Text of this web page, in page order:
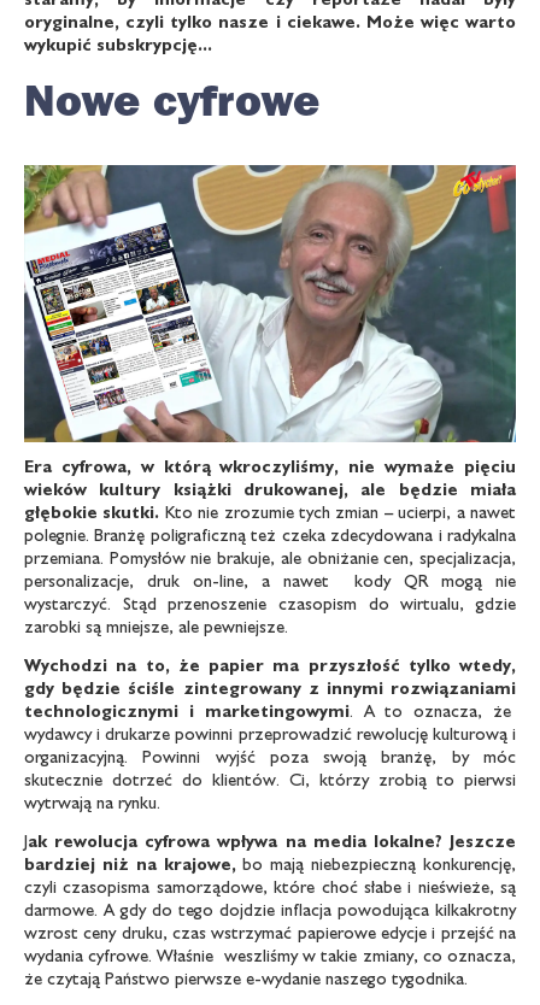
oryginalne, czyli tylko nasze i ciekawe. Może więc warto
wykupić subskrypcję...
Nowe cyfrowe
Era cyfrowa, w którą wkroczyliśmy, nie wymaże pięciu
wieków kultury książki drukowanej, ale będzie miała
głębokie skutki. Kto nie zrozumie tych zmian – ucierpi, a nawet
polegnie. Branżę poligraficzną też czeka zdecydowana i radykalna
przemiana. Pomysłów nie brakuje, ale obniżanie cen, specjalizacja,
personalizacje, druk on-line, a nawet kody QR mogą nie
wystarczyć. Stąd przenoszenie czasopism do wirtualu, gdzie
zarobki są mniejsze, ale pewniejsze.
Wychodzi na to, że papier ma przyszłość tylko wtedy,
gdy będzie ściśle zintegrowany z innymi rozwiązaniami
technologicznymi i marketingowymi. A to oznacza, że
wydawcy i drukarze powinni przeprowadzić rewolucję kulturową i
organizacyjną. Powinni wyjść poza swoją branżę, by móc
skutecznie dotrzeć do klientów. Ci, którzy zrobią to pierwsi
wytrwają na rynku.
Jak rewolucja cyfrowa wpływa na media lokalne? Jeszcze
bardziej niż na krajowe, bo mają niebezpieczną konkurencję,
czyli czasopisma samorządowe, które choć słabe i nieświeże, są
darmowe. A gdy do tego dojdzie inflacja powodująca kilkakrotny
wzrost ceny druku, czas wstrzymać papierowe edycje i przejść na
wydania cyfrowe. Właśnie weszliśmy w takie zmiany, co oznacza,
że czytają Państwo pierwsze e-wydanie naszego tygodnika.